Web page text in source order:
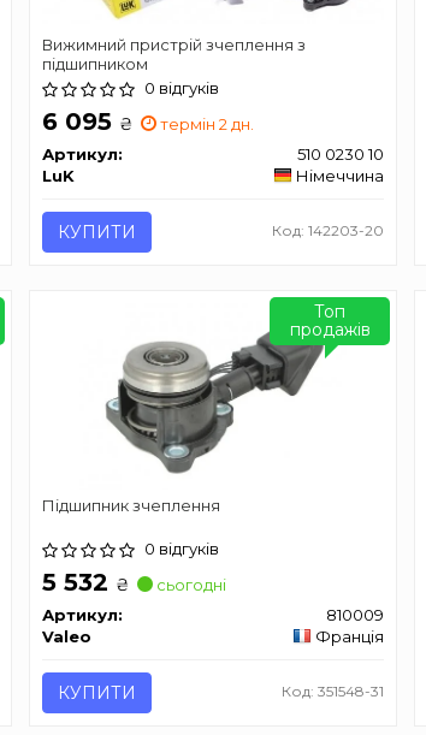
Вижимний пристрій зчеплення з
підшипником
0 відгуків
6 095 ₴
термін 2 дн.
Артикул:
510 0230 10
LuK
Німеччина
КУПИТИ Код: 142203-20
Підшипник зчеплення
0 відгуків
5 532 ₴
сьогодні
Артикул:
810009
Valeo
Франція
КУПИТИ Код: 351548-31
Топ
продажів